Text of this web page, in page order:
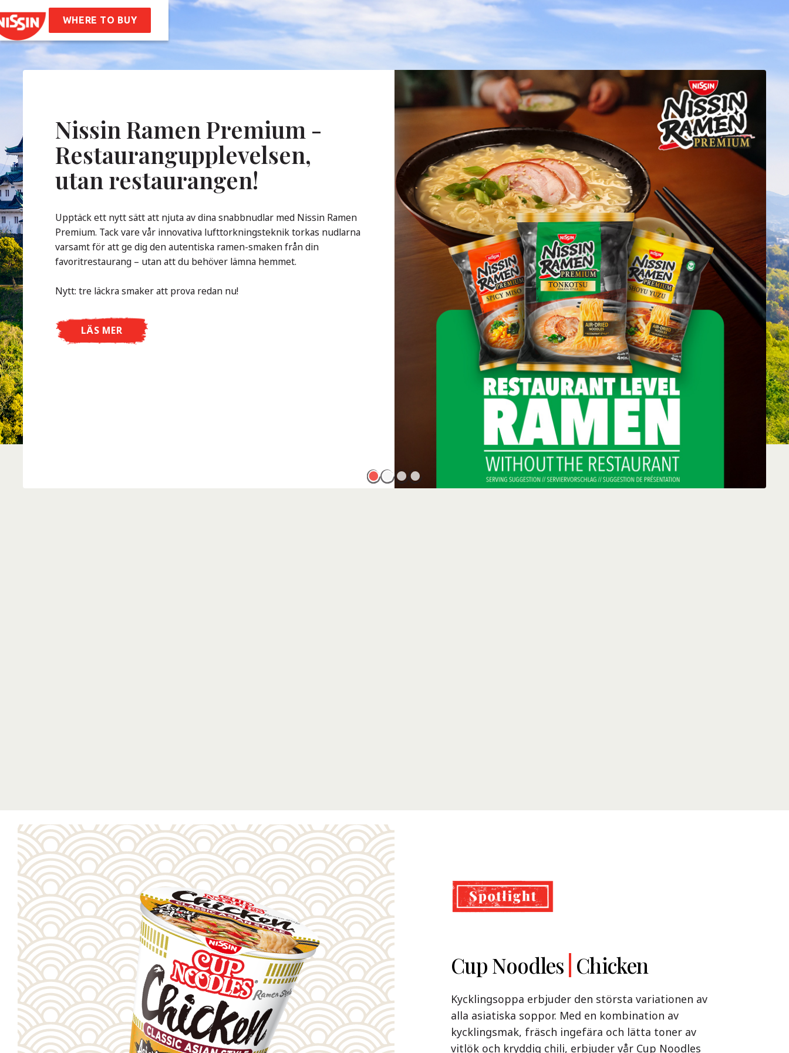
WHERE TO BUY
Nissin Ramen Premium -
Restaurangupplevelsen,
utan restaurangen!
Upptäck ett nytt sätt att njuta av dina snabbnudlar med Nissin Ramen
Premium. Tack vare vår innovativa lufttorkningsteknik torkas nudlarna
varsamt för att ge dig den autentiska ramen-smaken från din
favoritrestaurang – utan att du behöver lämna hemmet.
Nytt: tre läckra smaker att prova redan nu!
LÄS MER
Nissin Ramen
Premium
Shoyu Yuzu,
Spicy Miso &
Tonkotsu
Nu i smakerna Shoyu Yuzu, Spicy Miso & Tonkotsu!
Cup Noodles Chicken
Kycklingsoppa erbjuder den största variationen av
alla asiatiska soppor. Med en kombination av
kycklingsmak, fräsch ingefära och lätta toner av
vitlök och kryddig chili, erbjuder vår Cup Noodles
Demae Ramen Beef
Nissin Demae Ramen Beef – en söt och syrlig
delikatess som bokstavligen värmer både kropp och
själ. De söta och syrliga smakerna, förfinade med
noggrant utvalda ingredienser, är höjdpunkten av